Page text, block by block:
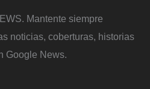
Mantente siempre
noticias, coberturas, historias
Google News.